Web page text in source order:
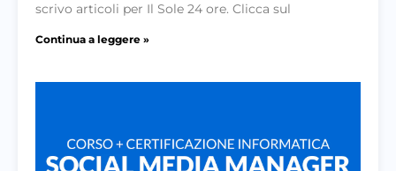
scrivo articoli per Il Sole 24 ore. Clicca sul
Continua a leggere »